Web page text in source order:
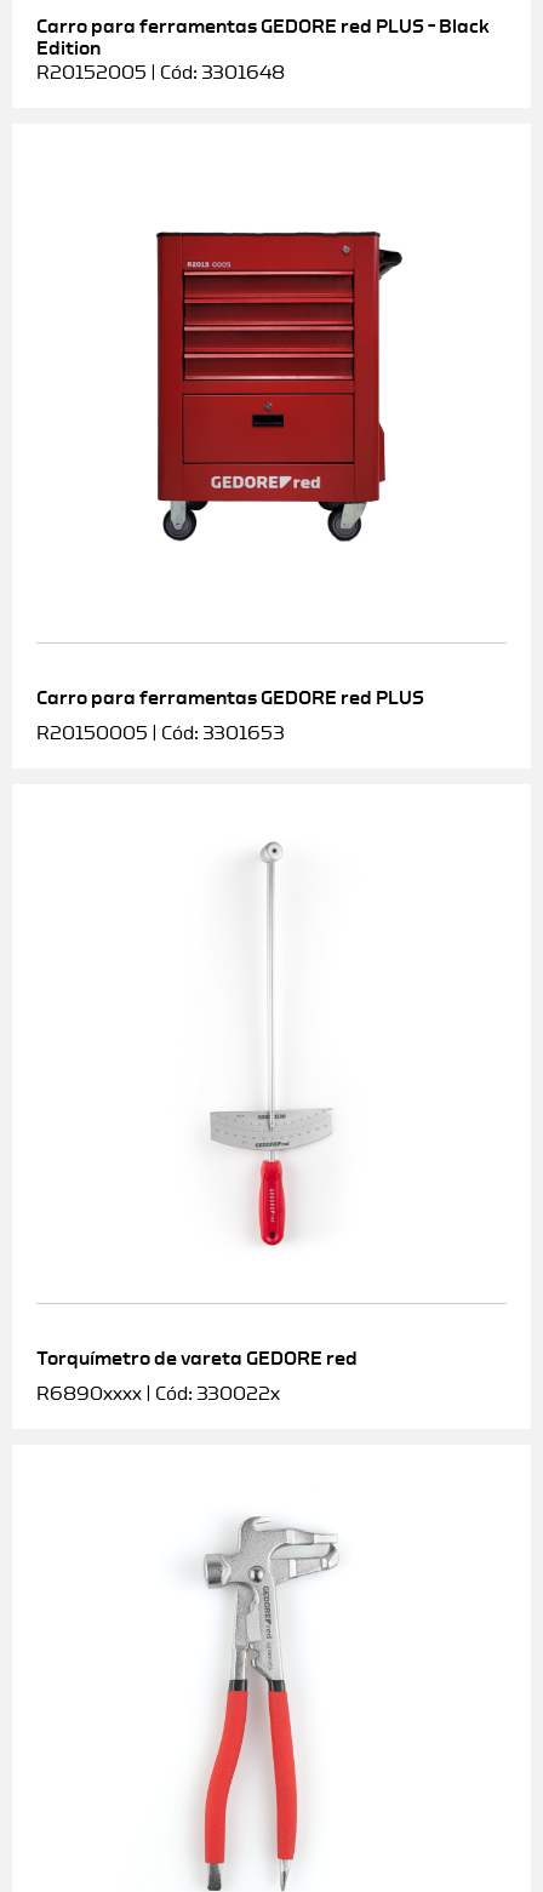
Carro para ferramentas GEDORE red PLUS – Black
Edition
R20152005 | Cód: 3301648
Carro para ferramentas GEDORE red PLUS
R20150005 | Cód: 3301653
Torquímetro de vareta GEDORE red
R6890xxxx | Cód: 330022x